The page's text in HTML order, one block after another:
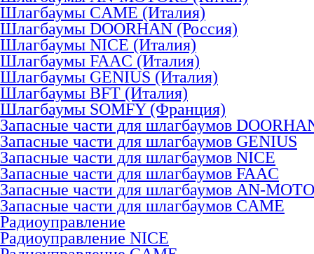
Шлагбаумы CAME (Италия)
Шлагбаумы DOORHAN (Россия)
Шлагбаумы NICE (Италия)
Шлагбаумы FAAC (Италия)
Шлагбаумы GENIUS (Италия)
Шлагбаумы BFT (Италия)
Шлагбаумы SOMFY (Франция)
Запасные части для шлагбаумов
Запасные части для шлагбаумов GENIUS
Запасные части для шлагбаумов NICE
Запасные части для шлагбаумов FAAC
Запасные части для шлагбаумов AN-
Запасные части для шлагбаумов CAME
Радиоуправление
Радиоуправление NICE